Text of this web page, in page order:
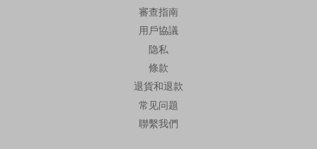
審查指南
用戶協議
隐私
條款
退貨和退款
常见问题
聯繫我們